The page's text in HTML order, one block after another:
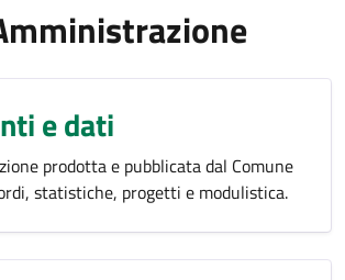
e dati
prodotta e pubblicata dal Comune
statistiche, progetti e modulistica.